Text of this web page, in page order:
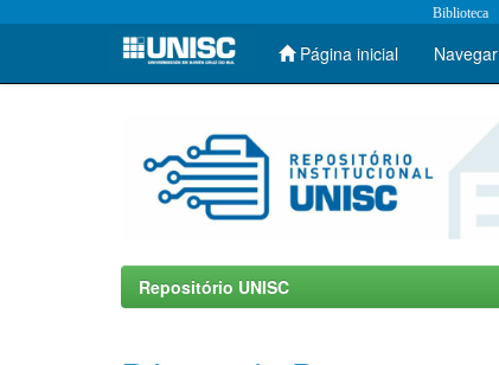
Skip
Biblioteca
Página inicial Navegar
Repositório UNISC